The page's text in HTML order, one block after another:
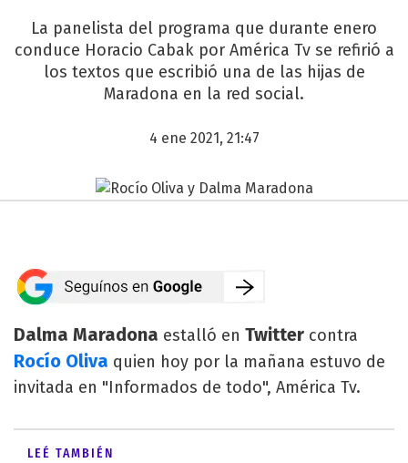
La panelista del programa que durante enero
conduce Horacio Cabak por América Tv se refirió a
los textos que escribió una de las hijas de
Maradona en la red social.
4 ene 2021, 21:47
Dalma Maradona estalló en Twitter contra
Rocío Oliva quien hoy por la mañana estuvo de
invitada en "Informados de todo", América Tv.
LEÉ TAMBIÉN